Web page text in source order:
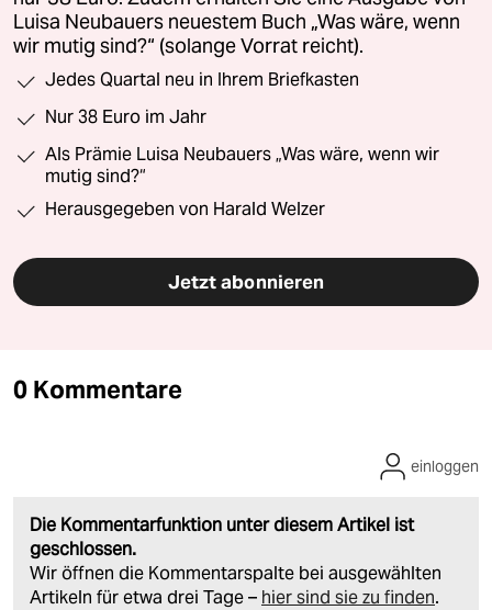
Luisa Neubauers neuestem Buch „Was wäre, wenn
wir mutig sind?“ (solange Vorrat reicht).
Jedes Quartal neu in Ihrem Briefkasten
Nur 38 Euro im Jahr
Als Prämie Luisa Neubauers „Was wäre, wenn wir
mutig sind?“
Herausgegeben von Harald Welzer
Jetzt abonnieren
0 Kommentare
Die Kommentarfunktion unter diesem Artikel ist
geschlossen.
Wir öffnen die Kommentarspalte bei ausgewählten
Artikeln für etwa drei Tage – hier sind sie zu finden.
einloggen